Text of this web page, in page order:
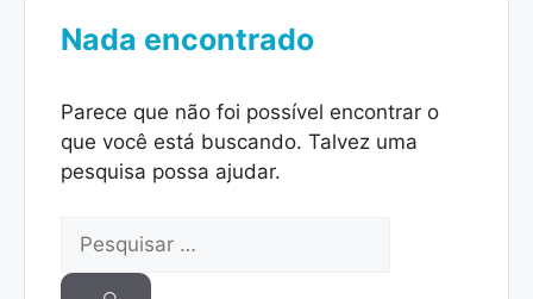
Nada encontrado
Parece que não foi possível encontrar o
que você está buscando. Talvez uma
pesquisa possa ajudar.
Pesquisar